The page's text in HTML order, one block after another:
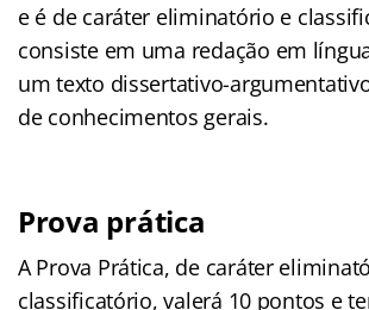
e é de caráter eliminatório e
consiste em uma redação em
um texto dissertativo-
de conhecimentos gerais.
Prova prática
A Prova Prática, de caráter
classificatório, valerá 10 pontos e